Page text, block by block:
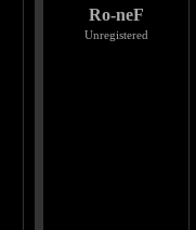
Ro-neF
Unregistered